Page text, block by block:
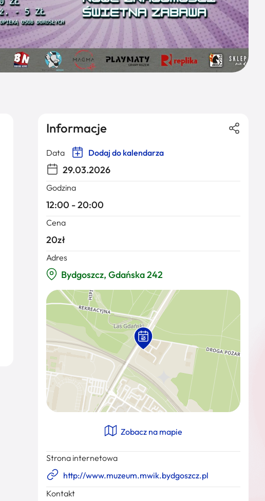
Informacje
Data Dodaj do kalendarza
29.03.2026
Godzina
12:00 - 20:00
Cena
20zł
Adres
Bydgoszcz, Gdańska 242
Zobacz na mapie
Strona internetowa
http://www.muzeum.mwik.bydgoszcz.pl
Kontakt